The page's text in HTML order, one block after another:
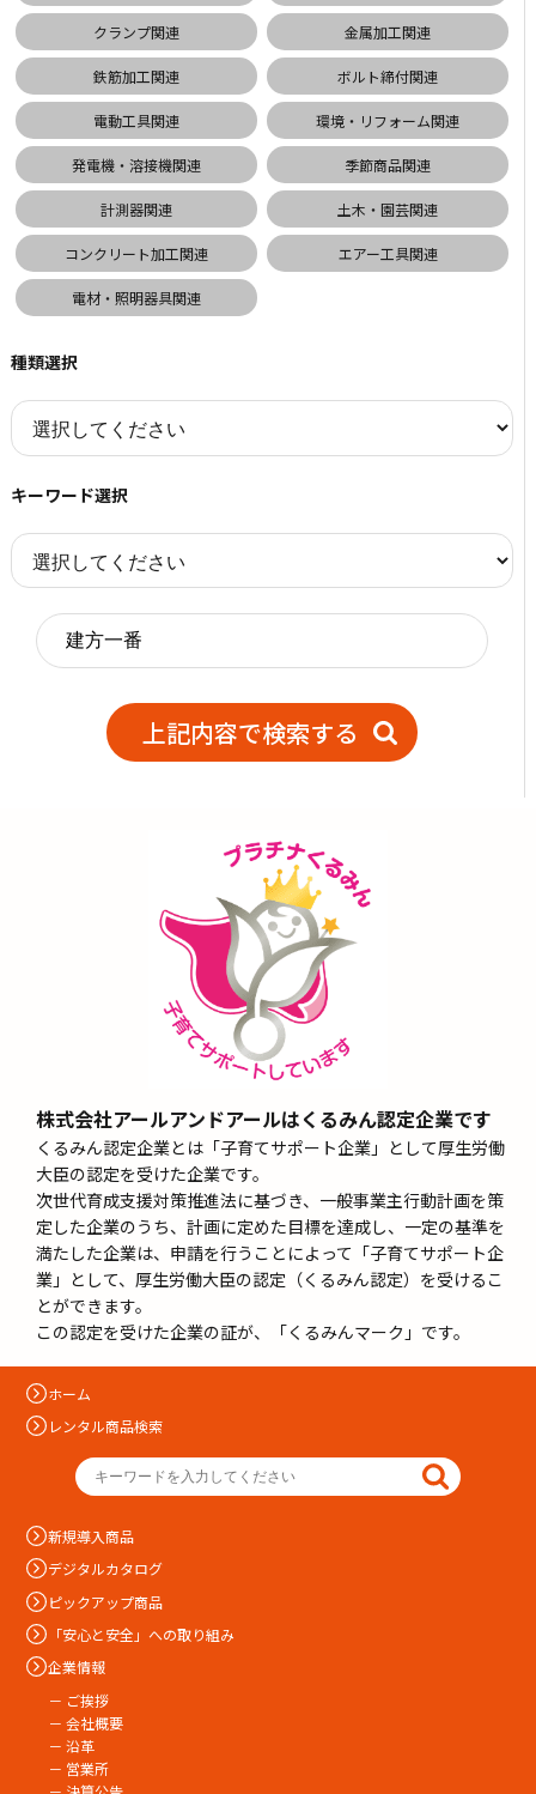
クランプ関連 金属加工関連
鉄筋加工関連 ボルト締付関連
電動工具関連 環境・リフォーム関連
発電機・溶接機関連 季節商品関連
計測器関連 土木・園芸関連
コンクリート加工関連 エアー工具関連
電材・照明器具関連
種類選択
キーワード選択
株式会社アールアンドアールはくるみん認定企業です
くるみん認定企業とは「子育てサポート企業」として厚生労働
大臣の認定を受けた企業です。
次世代育成支援対策推進法に基づき、一般事業主行動計画を策
定した企業のうち、計画に定めた目標を達成し、一定の基準を
満たした企業は、申請を行うことによって「子育てサポート企
業」として、厚生労働大臣の認定（くるみん認定）を受けるこ
とができます。
この認定を受けた企業の証が、「くるみんマーク」です。
ホーム
レンタル商品検索
新規導入商品
デジタルカタログ
ピックアップ商品
「安心と安全」への取り組み
企業情報
－ ご挨拶
－ 会社概要
－ 沿革
－ 営業所